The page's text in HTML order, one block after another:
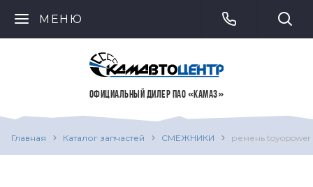
МЕНЮ
ОФИЦИАЛЬНЫЙ ДИЛЕР ПАО «КАМАЗ»
Главная Каталог запчастей СМЕЖНИКИ ремень toyopower